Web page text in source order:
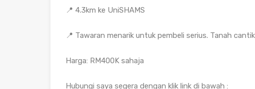
📍 4.3km ke UniSHAMS
📍 Tawaran menarik untuk pembeli serius. Tanah
Harga: RM400K sahaja
Hubungi saya segera dengan klik link di bawah :